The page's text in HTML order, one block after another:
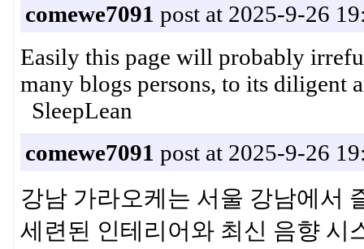
comewe7091 post at 2025-9-26
Easily this page will probably
many blogs persons, to its
SleepLean
comewe7091 post at 2025-9-26
강남 가라오케는 서울 강남에서
세련된 인테리어와 최신 음향 시